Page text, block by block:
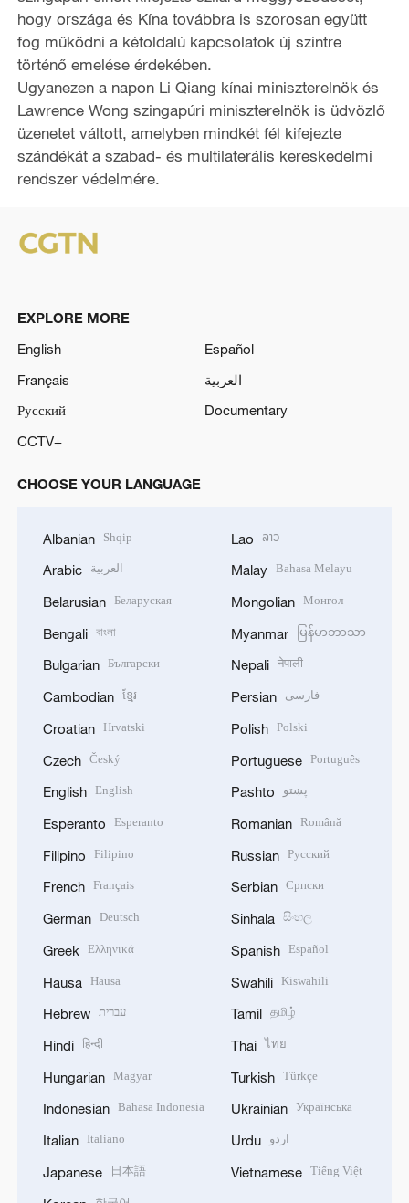
hogy országa és Kína továbbra is szorosan együtt
fog működni a kétoldalú kapcsolatok új szintre
történő emelése érdekében.
Ugyanezen a napon Li Qiang kínai miniszterelnök és
Lawrence Wong szingapúri miniszterelnök is üdvözlő
üzenetet váltott, amelyben mindkét fél kifejezte
szándékát a szabad- és multilaterális kereskedelmi
rendszer védelmére.
EXPLORE MORE
English
Español
Français
العربية
Русский
Documentary
CCTV+
CHOOSE YOUR LANGUAGE
Albanian Shqip
Arabic العربية
Belarusian Беларуская
Bengali বাংলা
Bulgarian Български
Cambodian ខ្មែរ
Croatian Hrvatski
Czech Český
English English
Esperanto Esperanto
Filipino Filipino
French Français
German Deutsch
Greek Ελληνικά
Hausa Hausa
Hebrew עברית
Hindi हिन्दी
Hungarian Magyar
Indonesian Bahasa Indonesia
Italian Italiano
Japanese 日本語
Lao ລາວ
Malay Bahasa Melayu
Mongolian Монгол
Myanmar မြန်မာဘာသာ
Nepali नेपाली
Persian فارسی
Polish Polski
Portuguese Português
Pashto پښتو
Romanian Română
Russian Русский
Serbian Српски
Sinhala සිංහල
Spanish Español
Swahili Kiswahili
Tamil தமிழ்
Thai ไทย
Turkish Türkçe
Ukrainian Українська
Urdu اردو
Vietnamese Tiếng Việt